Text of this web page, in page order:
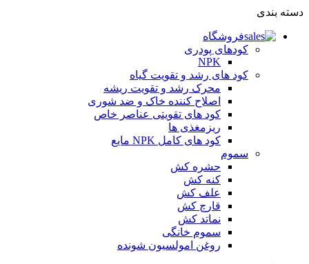
دسته بندی
فروشگاه
کودهای پودری
NPK
کود های رشد و تقویت گیاه
محرک رشد و تقویت ریشه
اصلاح کننده خاک و ضد شوری
کود های تقویتی عناصر خاص
ریزمغذی ها
کود های کامل NPK مایع
سموم
حشره کش
کنه کش
علف کش
قارچ کش
نماتد کش
سموم خانگی
روغن امولسیون شونده